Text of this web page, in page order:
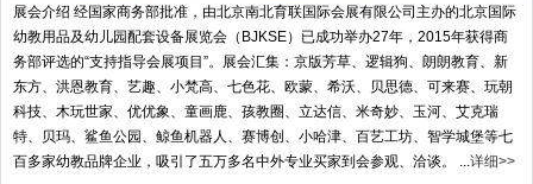
展会介绍 经国家商务部批准，由北京南北育联国际会展有限公司主办的北京国际
幼教用品及幼儿园配套设备展览会（BJKSE）已成功举办27年，2015年获得商
务部评选的“支持指导会展项目”。展会汇集：京版芳草、逻辑狗、朗朗教育、新
东方、洪恩教育、艺趣、小梵高、七色花、欧蒙、希沃、贝思德、可来赛、玩朝
科技、木玩世家、优优象、童画鹿、孩教圈、立达信、米奇妙、玉河、艾克瑞
特、贝玛、鲨鱼公园、鲸鱼机器人、赛博创、小哈津、百艺工坊、智学城堡等七
百多家幼教品牌企业，吸引了五万多名中外专业买家到会参观、洽谈。 ... 详细>>